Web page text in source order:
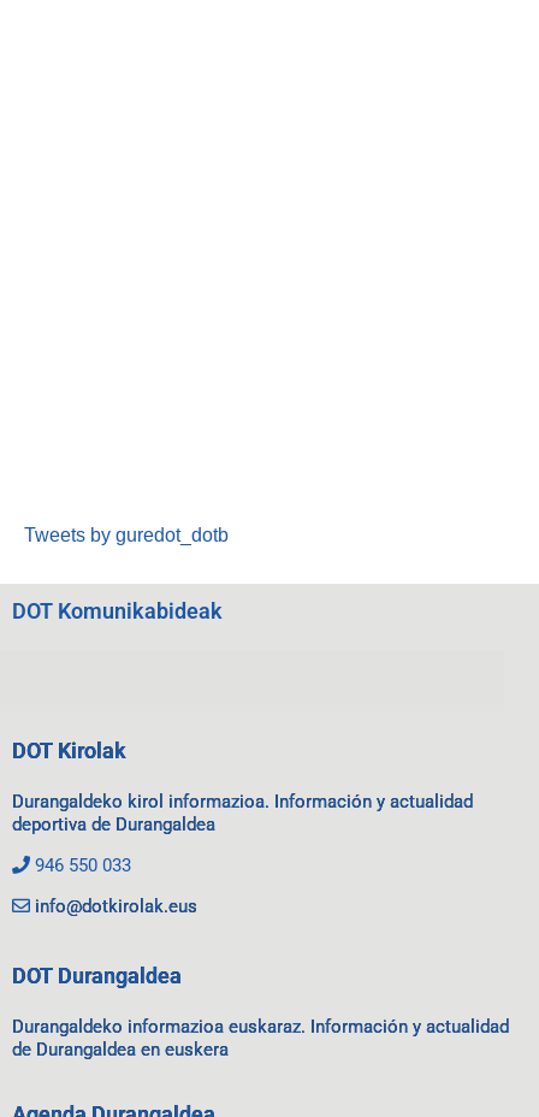
Tweets by guredot_dotb
DOT Komunikabideak
DOT Kirolak
Durangaldeko kirol informazioa. Información y actualidad
deportiva de Durangaldea
946 550 033
info@dotkirolak.eus
DOT Durangaldea
Durangaldeko informazioa euskaraz. Información y actualidad
de Durangaldea en euskera